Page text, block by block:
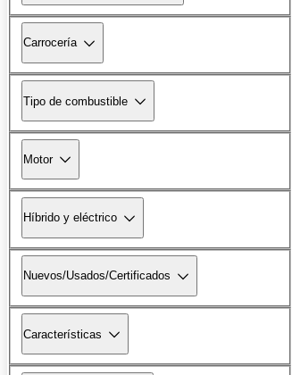
Carrocería
Tipo de combustible
Motor
Híbrido y eléctrico
Nuevos/Usados/Certificados
Características